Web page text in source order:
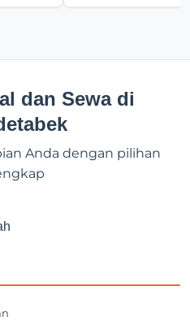
dan Sewa di
Anda dengan pilihan